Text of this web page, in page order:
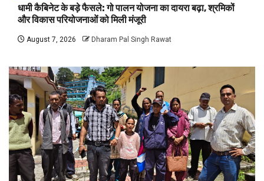
धामी कैबिनेट के बड़े फैसले: गो पालन योजना का दायरा बढ़ा, श्रमिकों
और विकास परियोजनाओं को मिली मंजूरी
August 7, 2026 Dharam Pal Singh Rawat